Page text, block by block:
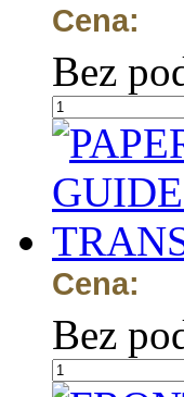
Cena:
Bez
Cena:
Bez